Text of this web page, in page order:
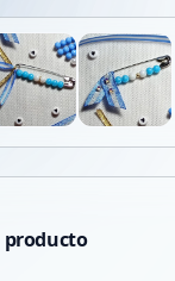
producto